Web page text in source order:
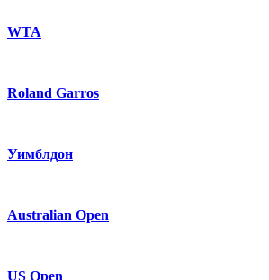
WTA
Roland Garros
Уимблдон
Australian Open
US Open